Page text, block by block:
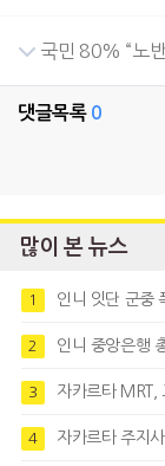
국민 80% “노
댓글목록 0
많이 본 뉴스
1 인니 잇단 군중
2 인니 중앙은행
3 자카르타 MRT,
4 자카르타 주지